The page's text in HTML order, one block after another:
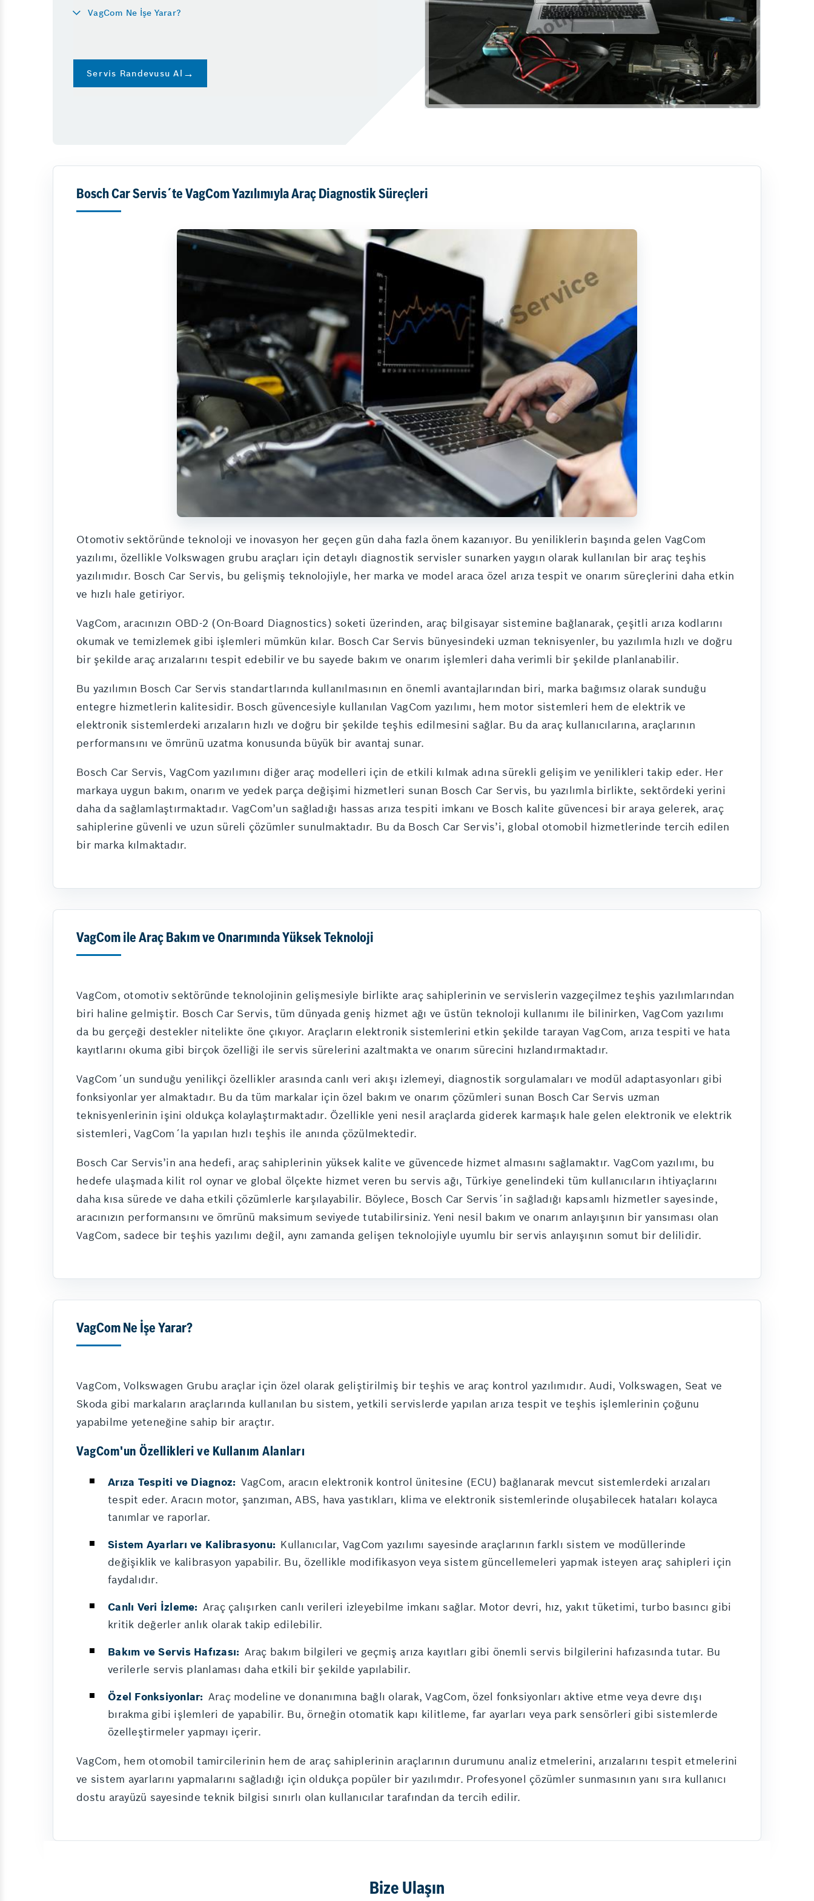
Oto Detaylı Temizlik
Hizmetlerimiz
VagCom Ne İşe Yarar?
Servis Randevusu Al
Bosch Car Servis´te VagCom Yazılımıyla Araç Diagnostik Süreçleri
Otomotiv sektöründe teknoloji ve inovasyon her geçen gün daha fazla önem kazanıyor. Bu yeniliklerin başında gelen VagCom
yazılımı, özellikle Volkswagen grubu araçları için detaylı diagnostik servisler sunarken yaygın olarak kullanılan bir araç teşhis
yazılımıdır. Bosch Car Servis, bu gelişmiş teknolojiyle, her marka ve model araca özel arıza tespit ve onarım süreçlerini daha etkin
ve hızlı hale getiriyor.
VagCom, aracınızın OBD-2 (On-Board Diagnostics) soketi üzerinden, araç bilgisayar sistemine bağlanarak, çeşitli arıza kodlarını
okumak ve temizlemek gibi işlemleri mümkün kılar. Bosch Car Servis bünyesindeki uzman teknisyenler, bu yazılımla hızlı ve doğru
bir şekilde araç arızalarını tespit edebilir ve bu sayede bakım ve onarım işlemleri daha verimli bir şekilde planlanabilir.
Bu yazılımın Bosch Car Servis standartlarında kullanılmasının en önemli avantajlarından biri, marka bağımsız olarak sunduğu
entegre hizmetlerin kalitesidir. Bosch güvencesiyle kullanılan VagCom yazılımı, hem motor sistemleri hem de elektrik ve
elektronik sistemlerdeki arızaların hızlı ve doğru bir şekilde teşhis edilmesini sağlar. Bu da araç kullanıcılarına, araçlarının
performansını ve ömrünü uzatma konusunda büyük bir avantaj sunar.
Bosch Car Servis, VagCom yazılımını diğer araç modelleri için de etkili kılmak adına sürekli gelişim ve yenilikleri takip eder. Her
markaya uygun bakım, onarım ve yedek parça değişimi hizmetleri sunan Bosch Car Servis, bu yazılımla birlikte, sektördeki yerini
daha da sağlamlaştırmaktadır. VagCom’un sağladığı hassas arıza tespiti imkanı ve Bosch kalite güvencesi bir araya gelerek, araç
sahiplerine güvenli ve uzun süreli çözümler sunulmaktadır. Bu da Bosch Car Servis’i, global otomobil hizmetlerinde tercih edilen
bir marka kılmaktadır.
VagCom ile Araç Bakım ve Onarımında Yüksek Teknoloji
VagCom, otomotiv sektöründe teknolojinin gelişmesiyle birlikte araç sahiplerinin ve servislerin vazgeçilmez teşhis yazılımlarından
biri haline gelmiştir. Bosch Car Servis, tüm dünyada geniş hizmet ağı ve üstün teknoloji kullanımı ile bilinirken, VagCom yazılımı
da bu gerçeği destekler nitelikte öne çıkıyor. Araçların elektronik sistemlerini etkin şekilde tarayan VagCom, arıza tespiti ve hata
kayıtlarını okuma gibi birçok özelliği ile servis sürelerini azaltmakta ve onarım sürecini hızlandırmaktadır.
VagCom´un sunduğu yenilikçi özellikler arasında canlı veri akışı izlemeyi, diagnostik sorgulamaları ve modül adaptasyonları gibi
fonksiyonlar yer almaktadır. Bu da tüm markalar için özel bakım ve onarım çözümleri sunan Bosch Car Servis uzman
teknisyenlerinin işini oldukça kolaylaştırmaktadır. Özellikle yeni nesil araçlarda giderek karmaşık hale gelen elektronik ve elektrik
sistemleri, VagCom´la yapılan hızlı teşhis ile anında çözülmektedir.
Bosch Car Servis’in ana hedefi, araç sahiplerinin yüksek kalite ve güvencede hizmet almasını sağlamaktır. VagCom yazılımı, bu
hedefe ulaşmada kilit rol oynar ve global ölçekte hizmet veren bu servis ağı, Türkiye genelindeki tüm kullanıcıların ihtiyaçlarını
daha kısa sürede ve daha etkili çözümlerle karşılayabilir. Böylece, Bosch Car Servis´in sağladığı kapsamlı hizmetler sayesinde,
aracınızın performansını ve ömrünü maksimum seviyede tutabilirsiniz. Yeni nesil bakım ve onarım anlayışının bir yansıması olan
VagCom, sadece bir teşhis yazılımı değil, aynı zamanda gelişen teknolojiyle uyumlu bir servis anlayışının somut bir delilidir.
VagCom Ne İşe Yarar?
VagCom, Volkswagen Grubu araçlar için özel olarak geliştirilmiş bir teşhis ve araç kontrol yazılımıdır. Audi, Volkswagen, Seat ve
Skoda gibi markaların araçlarında kullanılan bu sistem, yetkili servislerde yapılan arıza tespit ve teşhis işlemlerinin çoğunu
yapabilme yeteneğine sahip bir araçtır.
VagCom'un Özellikleri ve Kullanım Alanları
Arıza Tespiti ve Diagnoz: VagCom, aracın elektronik kontrol ünitesine (ECU) bağlanarak mevcut sistemlerdeki arızaları
tespit eder. Aracın motor, şanzıman, ABS, hava yastıkları, klima ve elektronik sistemlerinde oluşabilecek hataları kolayca
tanımlar ve raporlar.
Sistem Ayarları ve Kalibrasyonu: Kullanıcılar, VagCom yazılımı sayesinde araçlarının farklı sistem ve modüllerinde
değişiklik ve kalibrasyon yapabilir. Bu, özellikle modifikasyon veya sistem güncellemeleri yapmak isteyen araç sahipleri için
faydalıdır.
Canlı Veri İzleme: Araç çalışırken canlı verileri izleyebilme imkanı sağlar. Motor devri, hız, yakıt tüketimi, turbo basıncı gibi
kritik değerler anlık olarak takip edilebilir.
Bakım ve Servis Hafızası: Araç bakım bilgileri ve geçmiş arıza kayıtları gibi önemli servis bilgilerini hafızasında tutar. Bu
verilerle servis planlaması daha etkili bir şekilde yapılabilir.
Özel Fonksiyonlar: Araç modeline ve donanımına bağlı olarak, VagCom, özel fonksiyonları aktive etme veya devre dışı
bırakma gibi işlemleri de yapabilir. Bu, örneğin otomatik kapı kilitleme, far ayarları veya park sensörleri gibi sistemlerde
özelleştirmeler yapmayı içerir.
VagCom, hem otomobil tamircilerinin hem de araç sahiplerinin araçlarının durumunu analiz etmelerini, arızalarını tespit etmelerini
ve sistem ayarlarını yapmalarını sağladığı için oldukça popüler bir yazılımdır. Profesyonel çözümler sunmasının yanı sıra kullanıcı
dostu arayüzü sayesinde teknik bilgisi sınırlı olan kullanıcılar tarafından da tercih edilir.
Bize Ulaşın